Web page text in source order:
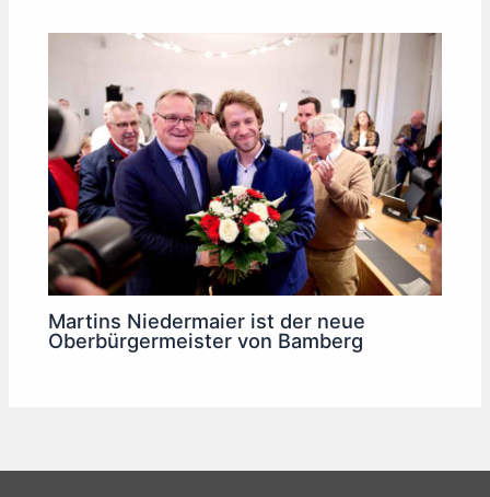
Martins Niedermaier ist der neue
Oberbürgermeister von Bamberg